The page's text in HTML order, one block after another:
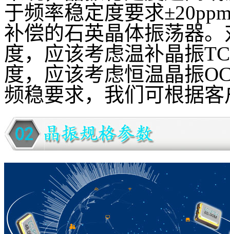
于频率稳定度要求
补偿的石英晶体振荡器
度，应该考虑温补晶振
度，应该考虑恒温晶振
频稳要求，我们可根据